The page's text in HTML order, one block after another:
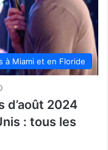
à Miami et en Floride
d’août 2024
: tous les